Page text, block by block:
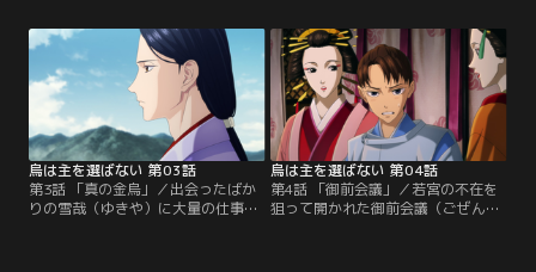
のすすき）、北家の姫・白珠（しら
たま）、そして病の姉に代わり急き
ょ登殿した東家の姫・あせび。山内
の統治者・次期“金烏（きんう）”た
る若宮の妻に選ばれるのは、四人の
うちただ一人だけ。
家の長束（なつか）の目にとまり、
次期“金烏（きんう）”たる若宮の側
仕えに指名されてしまう。側仕えの
期限は一年間。その間、北家の姫・
白珠（しらたま）が…。
烏は主を選ばない 第03話
第3話 「真の金烏」／出会ったばか
りの雪哉（ゆきや）に大量の仕事を
烏は主を選ばない 第04話
第4話 「御前会議」／若宮の不在を
狙って開かれた御前会議（ごぜんか